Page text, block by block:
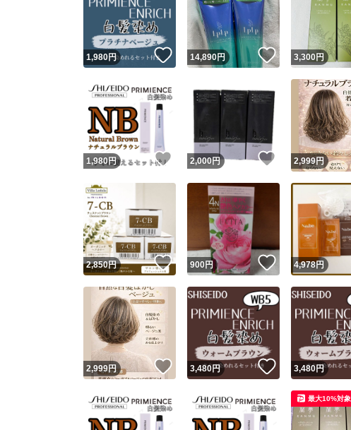
1,980円 いいね！
14,890円 いいね！
3,300円
1,980円 いいね！
2,000円 いいね！
2,999円
2,850円 いいね！
900円 いいね！
4,978円
2,999円 いいね！
3,480円 いいね！
3,480円
最大10%対象